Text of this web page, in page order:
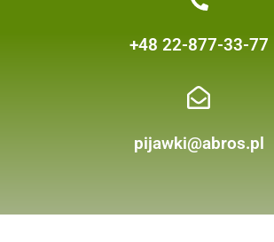
+48 22-877-33-77
pijawki@abros.pl